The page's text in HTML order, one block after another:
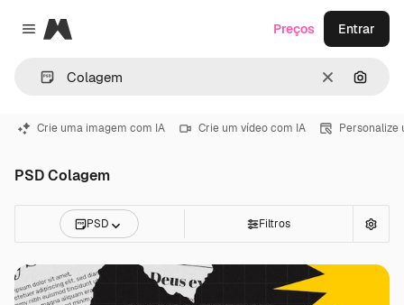
Close menu
Magnific
Limpar
Preços Entrar
Crie uma imagem com IA Crie um vídeo com IA Personalize
PSD Colagem
PSD Filtros